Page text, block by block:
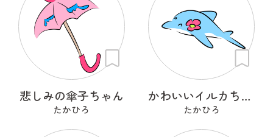
悲しみの傘子ちゃん
たかひろ
かわいいイルカちゃん
たかひろ